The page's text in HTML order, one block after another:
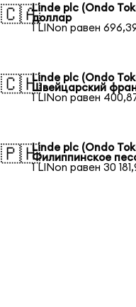
🇨🇦Linde plc (Ondo
доллар
1 LINon равен
🇨🇭Linde plc (Ondo
Швейцарский
1 LINon равен
🇵🇭Linde plc (Ondo
Филиппинское
1 LINon равен 30